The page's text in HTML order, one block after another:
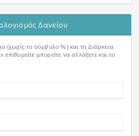
Δανείου
(χωρίς το σύμβολο %} και τη Διάρκεια
μπορείτε να αλλάξετε και το